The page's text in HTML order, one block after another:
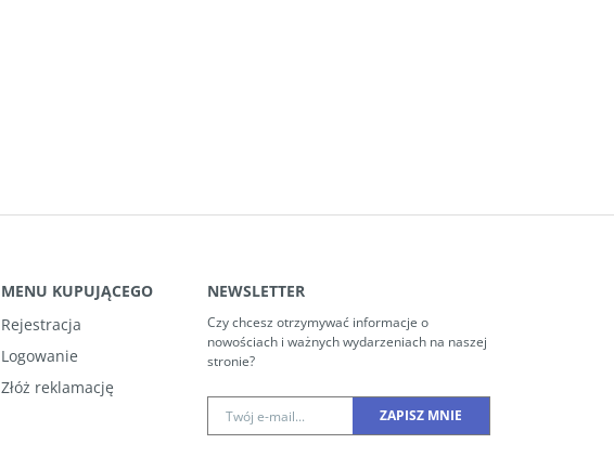
MENU KUPUJĄCEGO
Rejestracja
Logowanie
Złóż reklamację
NEWSLETTER
Czy chcesz otrzymywać informacje o
nowościach i ważnych wydarzeniach na naszej
stronie?